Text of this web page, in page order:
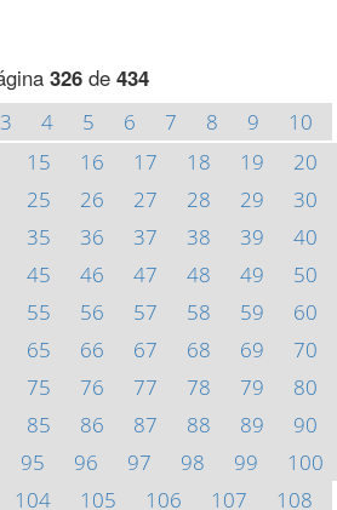
326de 434
3 4 5 6 7 8 9
10
15 16 17 18 19
20
25 26 27 28 29
30
35 36 37 38 39
40
45 46 47 48 49
50
55 56 57 58 59
60
65 66 67 68 69
70
75 76 77 78 79
80
85 86 87 88 89
90
95 96 97 98 99
100
104 105 106 107
108